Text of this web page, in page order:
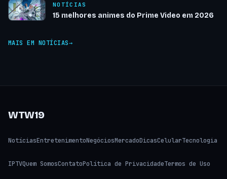
NOTÍCIAS
15 melhores animes do Prime Video em 2026
MAIS EM NOTÍCIAS
WTW19
NotíciasEntretenimentoNegóciosMercadoDicasCelularTecnologia
IPTVQuem SomosContatoPolítica de PrivacidadeTermos de Uso